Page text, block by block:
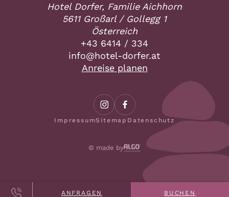
ANFRAGEN BUCHEN
Hotel Dorfer, Familie Aichhorn
5611 Großarl / Gollegg 1
Österreich
+43 6414 / 334
ta.refrod-letoh@ofni
Anreise planen
ImpressumSitemap Datenschutz
© made by